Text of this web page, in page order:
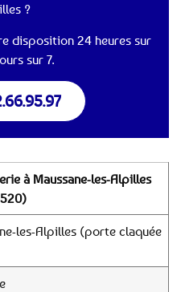
?
disposition 24 heures sur
sur 7.
à Maussane-les-Alpilles
les-Alpilles (porte claquée